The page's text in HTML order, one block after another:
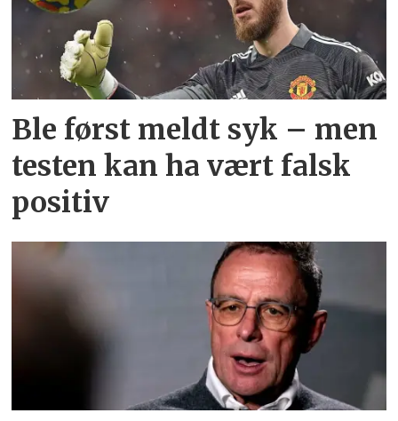
Ble først meldt syk – men
testen kan ha vært falsk
positiv